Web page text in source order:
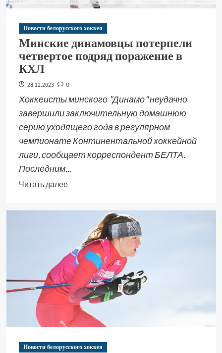
Новости белорусского хоккея
Минские динамовцы потерпели
четвертое подряд поражение в
КХЛ
28.12.2023 0
Хоккеисты минского "Динамо" неудачно
завершили заключительную домашнюю
серию уходящего года в регулярном
чемпионате Континентальной хоккейной
лиги, сообщает корреспондент БЕЛТА.
Последним...
Читать далее
Новости белорусского хоккея